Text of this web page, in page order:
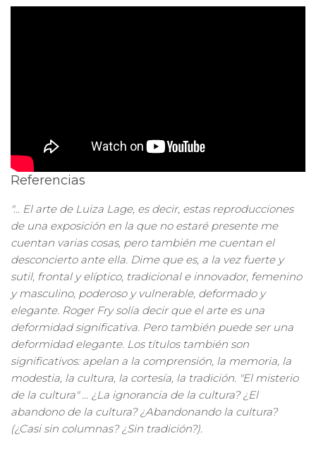
Referencias
"... El arte de Luiza Lage, es decir, estas reproducciones
de una exposición en la que no estaré presente me
cuentan varias cosas, pero también me cuentan el
desconcierto ante ella. Dime que es, a la vez fuerte y
sutil, frontal y elíptico, tradicional e innovador, femenino
y masculino, poderoso y vulnerable, deformado y
elegante. Roger Fry solía decir que el arte es una
deformidad significativa. Pero también puede ser una
deformidad elegante. Los títulos también son
significativos: apelan a la comprensión, la memoria, la
modestia, la cultura, la cortesía, la tradición. "El misterio
de la cultura" ... ¿La ignorancia de la cultura? ¿El
abandono de la cultura? ¿Abandonando la cultura?
(¿Casi sin columnas? ¿Sin tradición?).